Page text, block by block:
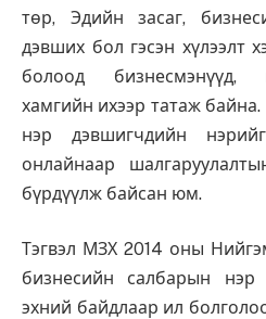
төр, Эдийн засаг,
дэвших бол гэсэн хүлээлт
болоод бизнесмэнүүд,
хамгийн ихээр татаж
нэр дэвшигчдийн
онлайнаар
бүрдүүлж байсан юм.
Тэгвэл МЗХ 2014 оны
бизнесийн салбарын нэр
эхний байдлаар ил